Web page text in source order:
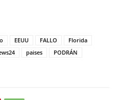
EEUU FALLO
Florida
paises
PODRÁN